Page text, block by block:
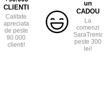
CLIENTI
Calitate
apreciata
de peste
90.000
clienti!
un
CADOU
La
comenzi
SaraTremo
peste 300
lei!